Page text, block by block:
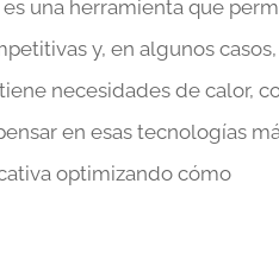
una herramienta que
y, en algunos casos,
necesidades de calor,
en esas tecnologías
optimizando cómo